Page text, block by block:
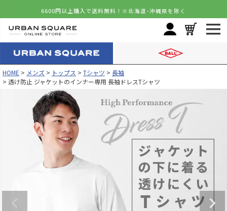
6600円以上購入で送料無料！ ※北海道･沖縄県を除く
HOME メンズ トップス Tシャツ
長袖
透け防止 ジャケットのインナー専用 長袖ドレスTシャツ
カートに入れる